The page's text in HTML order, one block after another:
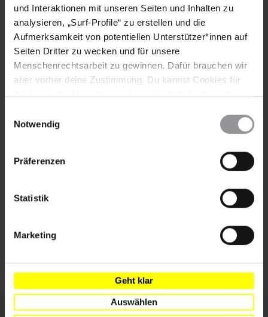
und Interaktionen mit unseren Seiten und Inhalten zu
analysieren, „Surf-Profile“ zu erstellen und die
Aufmerksamkeit von potentiellen Unterstützer*innen auf
Seiten Dritter zu wecken und für unsere
Menschenrechtsarbeit zu gewinnen. Dafür brauchen wir
aber vorher deine Zustimmung. Du kannst Cookies für
Analysen, für Marketing und eingebettete Drittinhalte
wieder ändern. Diesen Banner kannst Du über den Link
Notwendig
Präferenzen
Statistik
Marketing
Geht klar
Auswählen
Bleib informiert
Header
Text
Abonniere den Amnesty-Newsletter und mach dich
für die Menschenrechte stark!
E-
Nutzungsbedingungen
gelesen und stimme